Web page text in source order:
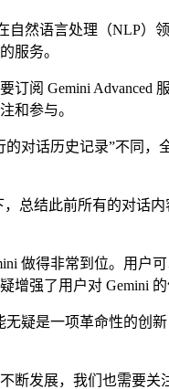
然语言处理（NLP）领
服务。
阅 Gemini Advanced
和参与。
话历史记录”不同，
结此前所有的对话内
得非常到位。用户可
增强了用户对 Gemini 的
是一项革命性的创新
发展，我们也需要关